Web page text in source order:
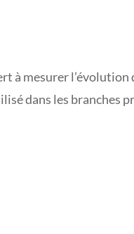
à mesurer
dans les branches